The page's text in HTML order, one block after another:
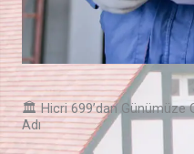
🏛️ Hicri 699’dan Günümüze
Adı